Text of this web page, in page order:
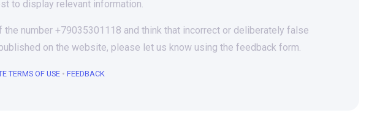
to display relevant information.
the number +79035301118 and think that incorrect or deliberately false
on the website, please let us know using the feedback form.
TERMS OF USE • FEEDBACK